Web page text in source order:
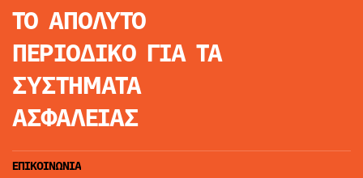
ΤΟ ΑΠΟΛΥΤΟ
ΠΕΡΙΟΔΙΚΟ ΓΙΑ ΤΑ
ΣΥΣΤΗΜΑΤΑ
ΑΣΦΑΛΕΙΑΣ
ΕΠΙΚΟΙΝΩΝΙΑ